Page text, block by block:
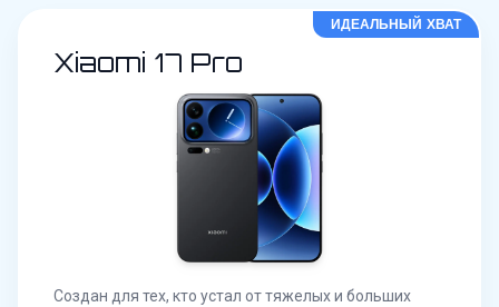
ИДЕАЛЬНЫЙ ХВАТ
Xiaomi 17 Pro
Создан для тех, кто устал от тяжелых и больших